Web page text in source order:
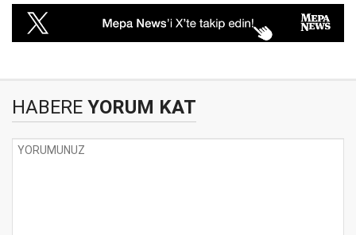
HABERE YORUM KAT